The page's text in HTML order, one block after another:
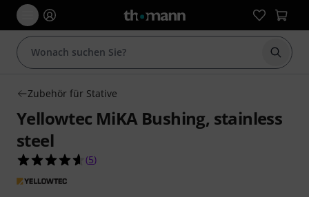
Suche
Zubehör für Stative
Yellowtec MiKA Bushing, stainless
steel
4.6 von 5 Sternen aus 5 Kundenbewertungen
(5)